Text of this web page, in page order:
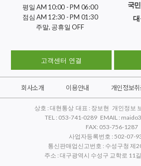
평일 AM 10:00 - PM 06:00
점심 AM 12:30 - PM 01:30
주말, 공휴일 OFF
국민
고객센터 연결
회사소개 이용안내 개인정보
상호 : 대현통상 대표 : 장보현 개인정보
TEL : 053-741-0289 EMAIL :
FAX: 053-756-1287
사업자등록번호 : 502-07-
통신판매업신고번호 : 수성구청 제
주소 : 대구광역시 수성구 교학로 11